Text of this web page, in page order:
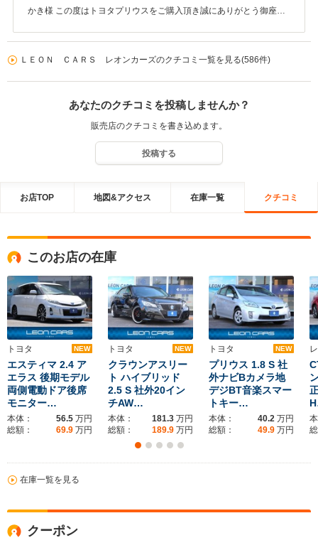
かき様 この度はトヨタプリウスをご購入頂き誠にありがとう御座い
いります！今後とも引き続き末永いお付き合いの程宜しくお願いい
ＬＥＯＮ ＣＡＲＳ レオンカーズのクチコミ一覧を見る(586件)
あなたのクチコミを投稿しませんか？
販売店のクチコミを書き込めます。
投稿する
お店TOP 地図&アクセス 在庫一覧 クチコミ
このお店の在庫
トヨタ NEW
エスティマ 2.4 ア
エラス 後期モデル
両側電動ドア後席
モニター…
本体： 56.5 万円
総額：
69.9 万円
トヨタ NEW
クラウンアスリー
ト ハイブリッド
2.5 S 社外20イン
チAW…
本体： 181.3 万円
総額：
189.9 万円
トヨタ NEW
プリウス 1.8 S 社
外ナビBカメラ地
デジBT音楽スマー
トキー…
本体： 40.2 万円
総額：
49.9 万円
在庫一覧を見る
クーポン